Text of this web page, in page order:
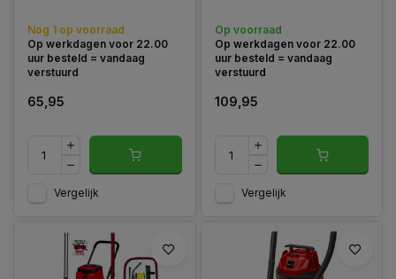
Nog 1 op voorraad
Op werkdagen voor 22.00
uur besteld = vandaag
verstuurd
65,95
Vergelijk
slang, filters en accessoires.
Op voorraad
Op werkdagen voor 22.00
uur besteld = vandaag
verstuurd
109,95
Vergelijk